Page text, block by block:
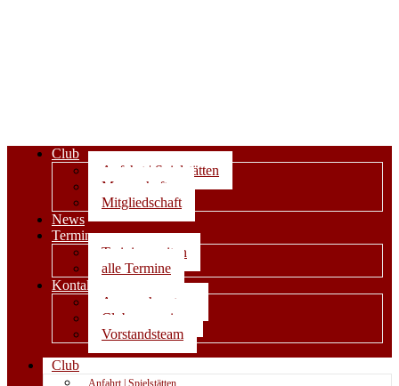
Club
Anfahrt | Spielstätten
Mannschaften
Mitgliedschaft
News
Termine
Trainingszeiten
alle Termine
Kontakt
Ansprechpartner
Clubwegweiser
Vorstandsteam
Club
Anfahrt | Spielstätten